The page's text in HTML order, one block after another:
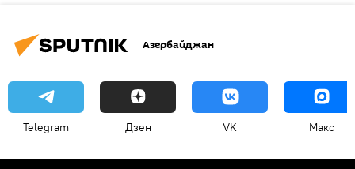
Азербайджан
Telegram Дзен VK Макс